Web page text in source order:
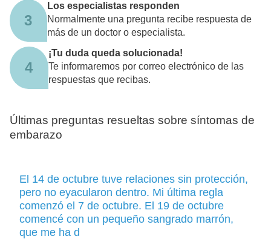
3
Los especialistas responden
Normalmente una pregunta recibe respuesta de
más de un doctor o especialista.
4
¡Tu duda queda solucionada!
Te informaremos por correo electrónico de las
respuestas que recibas.
Últimas preguntas resueltas sobre síntomas de
embarazo
El 14 de octubre tuve relaciones sin protección,
pero no eyacularon dentro. Mi última regla
comenzó el 7 de octubre. El 19 de octubre
comencé con un pequeño sangrado marrón,
que me ha d